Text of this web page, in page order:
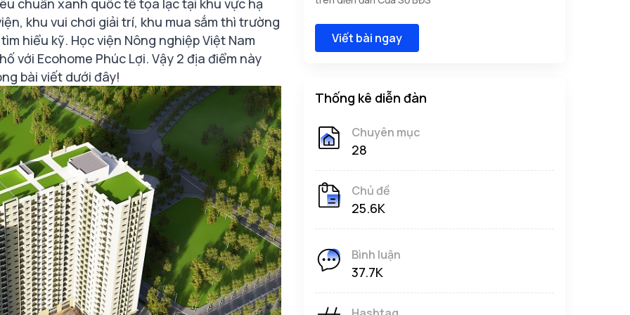
chuẩn xanh quốc tế tọa lạc tại khu vực hạ
khu vui chơi giải trí, khu mua sắm thì trường
hiểu kỹ. Học viện Nông nghiệp Việt Nam
với Ecohome Phúc Lợi. Vậy 2 địa điểm này
bài viết dưới đây!
Viết bài ngay
Thống kê diễn đàn
Chuyên mục
28
Chủ đề
25.6K
Bình luận
37.7K